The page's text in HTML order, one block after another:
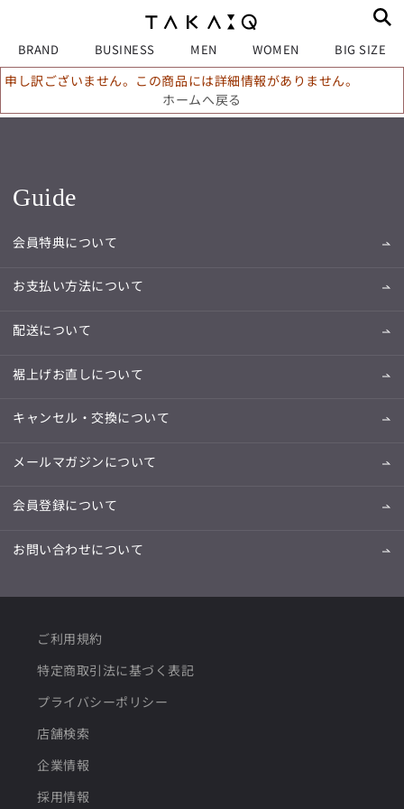
BRAND BUSINESS MEN WOMEN BIG SIZE
申し訳ございません。この商品には詳細情報がありません。
ホームへ戻る
Guide
会員特典について
お支払い方法について
配送について
裾上げお直しについて
キャンセル・交換について
メールマガジンについて
会員登録について
お問い合わせについて
ご利用規約
特定商取引法に基づく表記
プライバシーポリシー
店舗検索
企業情報
採用情報